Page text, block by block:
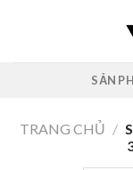
SẢN
TRANG CHỦ /